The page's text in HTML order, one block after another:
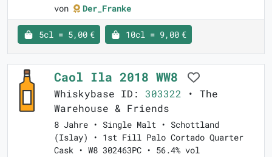
von
Der_Franke
5cl = 5,00 € 10cl = 9,00 €
Caol Ila 2018 WW8
Whiskybase ID: 303322 • The
Warehouse & Friends
8 Jahre • Single Malt • Schottland
(Islay) • 1st Fill Palo Cortado Quarter
Cask • W8 302463PC • 56.4% vol